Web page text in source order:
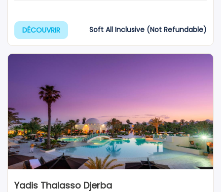
DÉCOUVRIR Soft All Inclusive (Not Refundable)
Yadis Thalasso Djerba